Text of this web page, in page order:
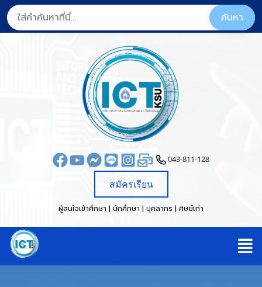
043-811-128
สมัครเรียน
ผู้สนใจเข้าศึกษา | นักศึกษา | บุคลากร | ศิษย์เก่า